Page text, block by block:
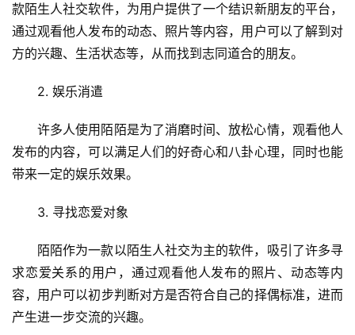
首
页
款陌生人社交软件，为用户提供了一个结识新朋友的平台，
通过观看他人发布的动态、照片等内容，用户可以了解到对
方的兴趣、生活状态等，从而找到志同道合的朋友。
2. 娱乐消遣
许多人使用陌陌是为了消磨时间、放松心情，观看他人
发布的内容，可以满足人们的好奇心和八卦心理，同时也能
带来一定的娱乐效果。
3. 寻找恋爱对象
陌陌作为一款以陌生人社交为主的软件，吸引了许多寻
求恋爱关系的用户，通过观看他人发布的照片、动态等内
容，用户可以初步判断对方是否符合自己的择偶标准，进而
产生进一步交流的兴趣。